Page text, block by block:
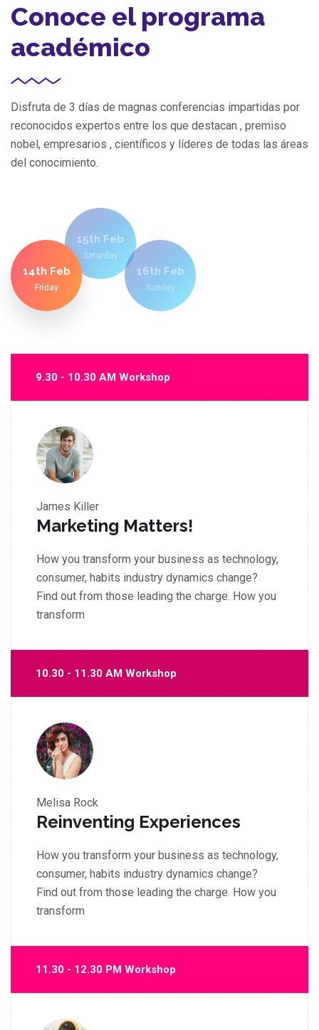
Conoce el programa
académico
Disfruta de 3 días de magnas conferencias impartidas por
reconocidos expertos entre los que destacan , premiso
nobel, empresarios , científicos y líderes de todas las áreas
del conocimiento.
14th Feb
Friday
15th Feb
Saturday
16th Feb
Sunday
9.30 - 10.30 AM Workshop
James Killer
Marketing Matters!
How you transform your business as technology,
consumer, habits industry dynamics change?
Find out from those leading the charge. How you
transform
10.30 - 11.30 AM Workshop
Melisa Rock
Reinventing Experiences
How you transform your business as technology,
consumer, habits industry dynamics change?
Find out from those leading the charge. How you
transform
11.30 - 12.30 PM Workshop